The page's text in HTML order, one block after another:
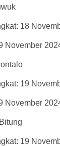
18
November
19
November
19